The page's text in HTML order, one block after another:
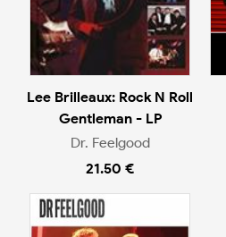
Lee Brilleaux: Rock N Roll
Gentleman - LP
Dr. Feelgood
21.50 €